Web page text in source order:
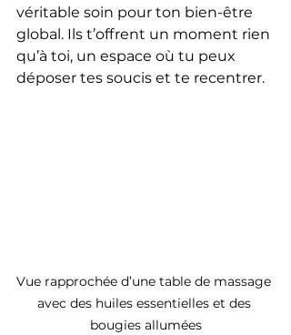
véritable soin pour ton bien-être
global. Ils t’offrent un moment rien
qu’à toi, un espace où tu peux
déposer tes soucis et te recentrer.
Vue rapprochée d’une table de massage
avec des huiles essentielles et des
bougies allumées